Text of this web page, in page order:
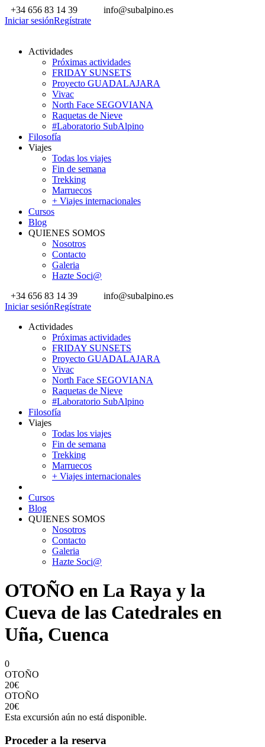
+34 656 83 14 39
info@subalpino.es
Iniciar sesiónRegístrate
Actividades
Próximas actividades
FRIDAY SUNSETS
Proyecto GUADALAJARA
Vivac
North Face SEGOVIANA
Raquetas de Nieve
#Laboratorio SubAlpino
Filosofía
Viajes
Todas los viajes
Fin de semana
Trekking
Marruecos
+ Viajes internacionales
Cursos
Blog
QUIENES SOMOS
Nosotros
Contacto
Galeria
Hazte Soci@
+34 656 83 14 39
info@subalpino.es
Iniciar sesiónRegístrate
Actividades
Próximas actividades
FRIDAY SUNSETS
Proyecto GUADALAJARA
Vivac
North Face SEGOVIANA
Raquetas de Nieve
#Laboratorio SubAlpino
Filosofía
Viajes
Todas los viajes
Fin de semana
Trekking
Marruecos
+ Viajes internacionales
Cursos
Blog
QUIENES SOMOS
Nosotros
Contacto
Galeria
Hazte Soci@
OTOÑO en La Raya y la
Cueva de las Catedrales en
Uña, Cuenca
0
OTOÑO
20€
OTOÑO
20€
Esta excursión aún no está disponible.
Proceder a la reserva